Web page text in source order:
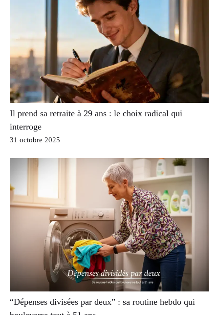
Il prend sa retraite à 29 ans : le choix radical qui
interroge
31 octobre 2025
“Dépenses divisées par deux” : sa routine hebdo qui